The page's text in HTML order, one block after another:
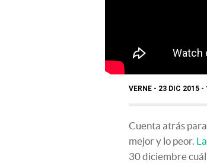
VERNE 23 DIC 2015 -
Cuenta atrás
mejor y lo peor.
30 diciembre